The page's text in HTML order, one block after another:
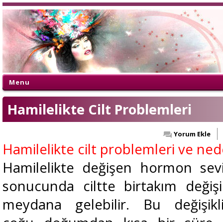
Menu
Hamilelikte Cilt Problemleri
Yorum Ekle
Hamilelikte cilt problemleri ve
Hamilelikte değişen hormon
sonucunda ciltte birtakım
meydana gelebilir. Bu